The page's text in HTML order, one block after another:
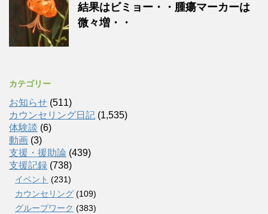
結果はビミョー・・腫瘍マーカーは
微々増・・
カテゴリー
お知らせ (511)
カウンセリング日記 (1,535)
体験談 (6)
動画 (3)
支援・援助論 (439)
支援記録 (738)
イベント (231)
カウンセリング (109)
グループワーク (383)